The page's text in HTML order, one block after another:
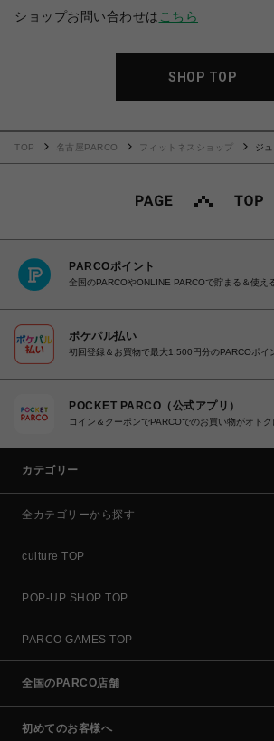
ショップお問い合わせは こちら
SHOP TOP
TOP 名古屋PARCO フィットネスショップ
ジ
PARCOポイント
全国のPARCOやONLINE PARCOで貯まる＆使え
ポケパル払い
初回登録＆お買物で最大1,500円分のPARCOポイ
POCKET PARCO（公式アプリ）
コイン＆クーポンでPARCOでのお買い物がオトク
カテゴリー
全カテゴリーから探す
culture TOP
POP-UP SHOP TOP
PARCO GAMES TOP
全国のPARCO店舗
初めてのお客様へ